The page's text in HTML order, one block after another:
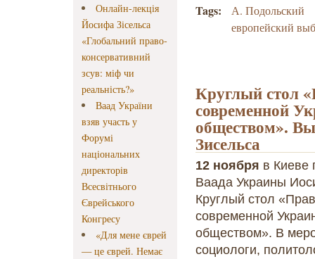
Онлайн-лекція
Йосифа Зісельса
«Глобальний право-
консервативний
зсув: міф чи
реальність?»
Ваад України
взяв участь у
Форумі
національних
директорів
Всесвітнього
Єврейського
Конгресу
«Для мене єврей
— це єврей. Немає
Tags:
А. Подольский
европейский
Круглый стол
современной
обществом».
Зисельса
12 ноября в Киеве
Ваада Украины
Круглый стол
современной
обществом». В
социологи,